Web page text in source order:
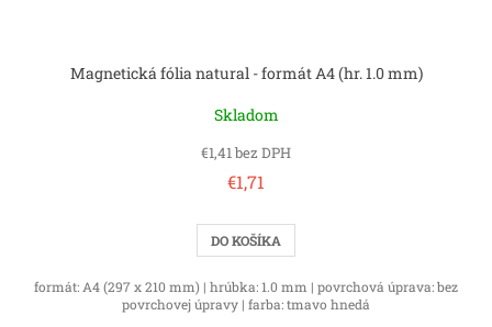
Magnetická fólia natural - formát A4 (hr. 1.0 mm)
Skladom
€1,41 bez DPH
€1,71
DO KOŠÍKA
formát: A4 (297 x 210 mm) | hrúbka: 1.0 mm | povrchová úprava: bez
povrchovej úpravy | farba: tmavo hnedá